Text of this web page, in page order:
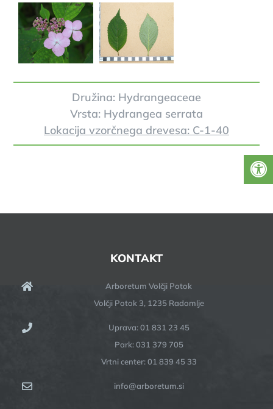
Družina: Hydrangeaceae
Vrsta: Hydrangea serrata
Lokacija vzorčnega drevesa: C-1-40
KONTAKT
Arboretum Volčji Potok
Volčji Potok 3, 1235 Radomlje
Uprava: 01 831 23 45
Park: 031 379 705
Vrtni center: 01 839 45 33
info@arboretum.si